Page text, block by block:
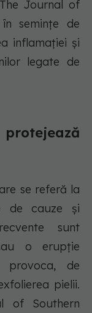
Journal of
semințe de
inflamației și
legate de
se referă la
de cauze și
sunt
o erupție
provoca, de
pielii.
of Southern